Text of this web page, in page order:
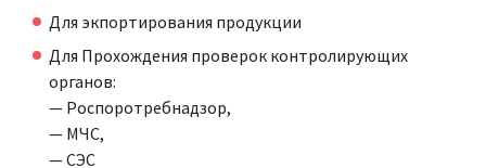
Для экпортирования продукции
Для Прохождения проверок контролирующих
органов:
— Роспоротребнадзор,
— МЧС,
— СЭС